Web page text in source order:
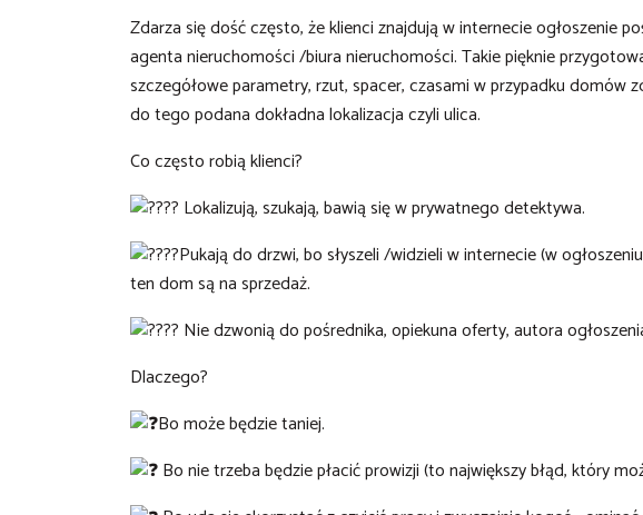
Zdarza się dość często, że klienci znajdują w internecie ogłoszenie
agenta nieruchomości /biura nieruchomości. Takie pięknie
szczegółowe parametry, rzut, spacer, czasami w przypadku domów
do tego podana dokładna lokalizacja czyli ulica.
Co często robią klienci?
Lokalizują, szukają, bawią się w prywatnego detektywa.
Pukają do drzwi, bo słyszeli /widzieli w internecie (w
ten dom są na sprzedaż.
Nie dzwonią do pośrednika, opiekuna oferty, autora
Dlaczego?
Bo może będzie taniej.
Bo nie trzeba będzie płacić prowizji (to największy błąd, który